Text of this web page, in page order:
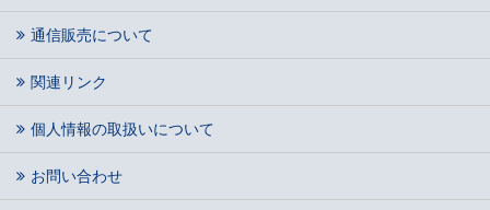
通信販売について
関連リンク
個人情報の取扱いについて
お問い合わせ